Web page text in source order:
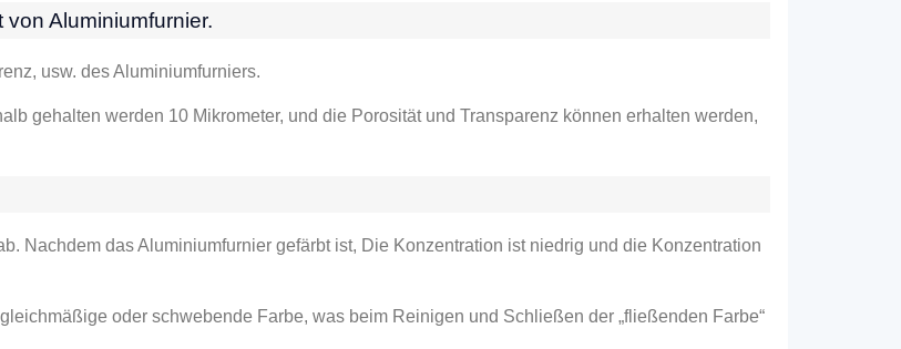
Aluminiumfurnier.
usw. des Aluminiumfurniers.
gehalten werden 10 Mikrometer, und die Porosität und Transparenz können erhalten werden,
Nachdem das Aluminiumfurnier gefärbt ist, Die Konzentration ist niedrig und die Konzentration
oder schwebende Farbe, was beim Reinigen und Schließen der „fließenden Farbe“